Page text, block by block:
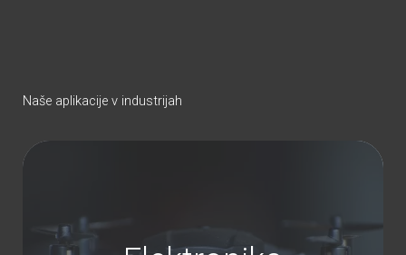
Naše aplikacije v industrijah